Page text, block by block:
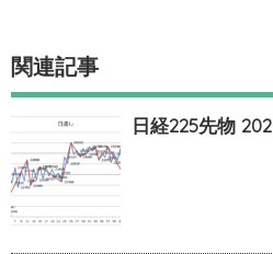
関連記事
日経225先物